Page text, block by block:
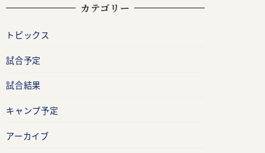
カテゴリー
トピックス
試合予定
試合結果
キャンプ予定
アーカイブ